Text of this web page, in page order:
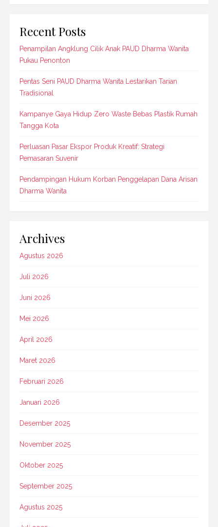
Recent Posts
Penampilan Angklung Cilik Anak PAUD Dharma Wanita
Pukau Penonton
Pentas Seni PAUD Dharma Wanita Lestarikan Tarian
Tradisional
Kampanye Gaya Hidup Zero Waste Bebas Plastik Rumah
Tangga Kota
Perluasan Pasar Ekspor Produk Kreatif: Strategi
Pemasaran Suvenir
Pendampingan Hukum Korban Penggelapan Dana Arisan
Dharma Wanita
Archives
Agustus 2026
Juli 2026
Juni 2026
Mei 2026
April 2026
Maret 2026
Februari 2026
Januari 2026
Desember 2025
November 2025
Oktober 2025
September 2025
Agustus 2025